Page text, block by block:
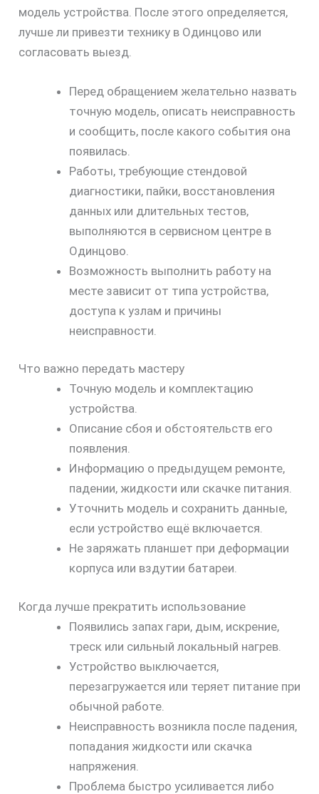
модель устройства. После этого определяется,
лучше ли привезти технику в Одинцово или
согласовать выезд.
Перед обращением желательно назвать
точную модель, описать неисправность
и сообщить, после какого события она
появилась.
Работы, требующие стендовой
диагностики, пайки, восстановления
данных или длительных тестов,
выполняются в сервисном центре в
Одинцово.
Возможность выполнить работу на
месте зависит от типа устройства,
доступа к узлам и причины
неисправности.
Что важно передать мастеру
Точную модель и комплектацию
устройства.
Описание сбоя и обстоятельств его
появления.
Информацию о предыдущем ремонте,
падении, жидкости или скачке питания.
Уточнить модель и сохранить данные,
если устройство ещё включается.
Не заряжать планшет при деформации
корпуса или вздутии батареи.
Когда лучше прекратить использование
Появились запах гари, дым, искрение,
треск или сильный локальный нагрев.
Устройство выключается,
перезагружается или теряет питание при
обычной работе.
Неисправность возникла после падения,
попадания жидкости или скачка
напряжения.
Проблема быстро усиливается либо